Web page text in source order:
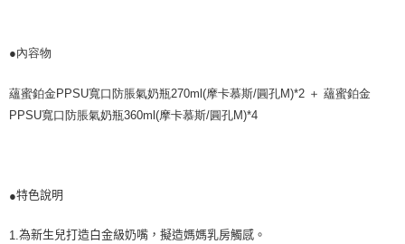
●內容物
蘊蜜鉑金PPSU寬口防脹氣奶瓶270ml(摩卡慕斯/圓孔M)*2 ＋ 蘊蜜鉑金
PPSU寬口防脹氣奶瓶360ml(摩卡慕斯/圓孔M)*4
●特色說明
1.為新生兒打造白金級奶嘴，擬造媽媽乳房觸感。